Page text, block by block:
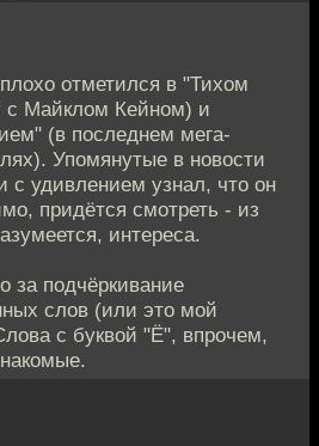
отметился в "Тихом
с Майклом Кейном) и
(в последнем мега-
Упомянутые в новости
удивлением узнал, что он
придётся смотреть - из
интереса.
подчёркивание
слов (или это мой
с буквой "Ё", впрочем,